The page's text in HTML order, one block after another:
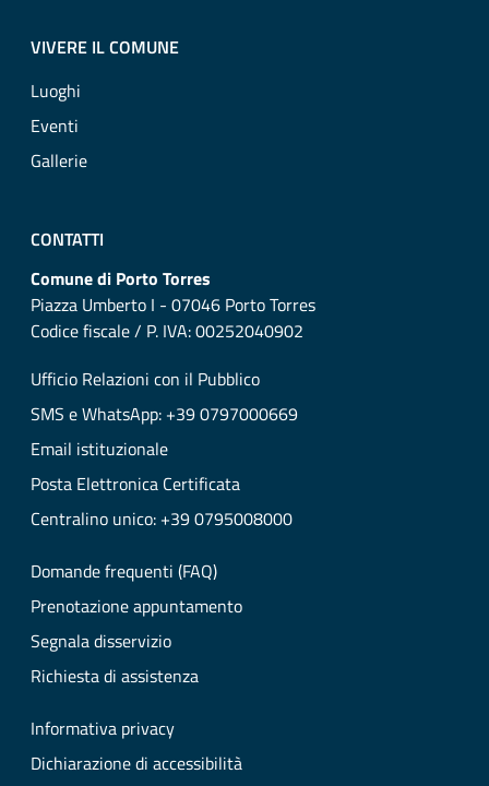
VIVERE IL COMUNE
Luoghi
Eventi
Gallerie
CONTATTI
Comune di Porto Torres
Piazza Umberto I - 07046 Porto Torres
Codice fiscale / P. IVA: 00252040902
Ufficio Relazioni con il Pubblico
SMS e WhatsApp: +39 0797000669
Email istituzionale
Posta Elettronica Certificata
Centralino unico: +39 0795008000
Domande frequenti (FAQ)
Prenotazione appuntamento
Segnala disservizio
Richiesta di assistenza
Informativa privacy
Dichiarazione di accessibilità